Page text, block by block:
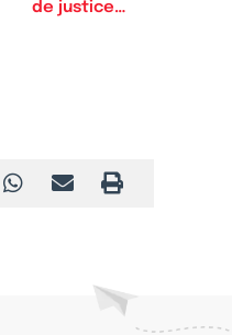
de justice…